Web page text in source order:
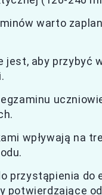
warto
jest, aby przybyć
wpływają na
przystąpienia do
potwierdzające